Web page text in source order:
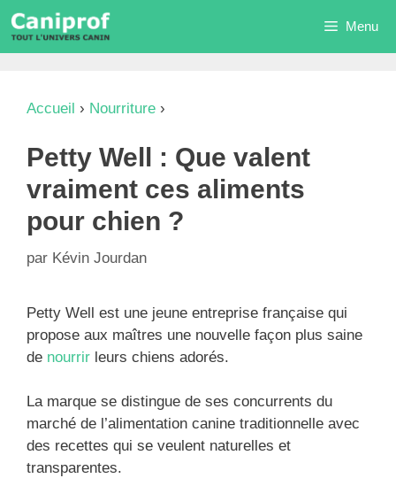
Aller
au
contenu
Menu
Accueil › Nourriture ›
Petty Well : Que valent
vraiment ces aliments
pour chien ?
par Kévin Jourdan
Petty Well est une jeune entreprise française qui
propose aux maîtres une nouvelle façon plus saine
de nourrir leurs chiens adorés.
La marque se distingue de ses concurrents du
marché de l’alimentation canine traditionnelle avec
des recettes qui se veulent naturelles et
transparentes.